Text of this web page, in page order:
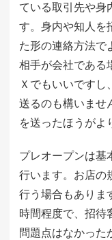
ている取引先や身
す。身内や知人を
た形の連絡方法で
相手が会社である
Ｘでもいいですし
送るのも構いませ
を送ったほうがよ
プレオープンは基
行います。お店の
行う場合もありま
時間程度で、招待
問題点はなかった